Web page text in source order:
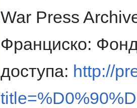
War Press
Франциско:
доступа: http://